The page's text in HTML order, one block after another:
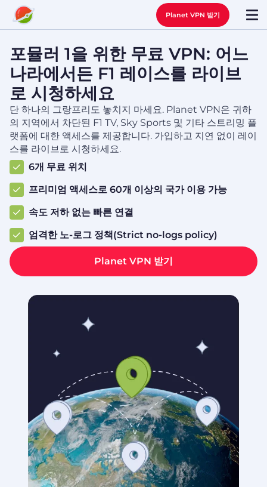
Planet VPN 받기
포뮬러 1을 위한 무료 VPN: 어느
나라에서든 F1 레이스를 라이브
로 시청하세요
단 하나의 그랑프리도 놓치지 마세요. Planet VPN은 귀하
의 지역에서 차단된 F1 TV, Sky Sports 및 기타 스트리밍 플
랫폼에 대한 액세스를 제공합니다. 가입하고 지연 없이 레이
스를 라이브로 시청하세요.
6개 무료 위치
프리미엄 액세스로 60개 이상의 국가 이용 가능
속도 저하 없는 빠른 연결
엄격한 노-로그 정책(Strict no-logs policy)
Planet VPN 받기